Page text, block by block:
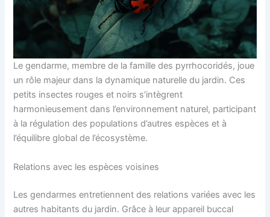
Le gendarme, membre de la famille des pyrrhocoridés, joue
un rôle majeur dans la dynamique naturelle du jardin. Ces
petits insectes rouges et noirs s’intègrent
harmonieusement dans l’environnement naturel, participant
à la régulation des populations d’autres espèces et à
l’équilibre global de l’écosystème.
Relations avec les espèces voisines
Les gendarmes entretiennent des relations variées avec les
autres habitants du jardin. Grâce à leur appareil buccal